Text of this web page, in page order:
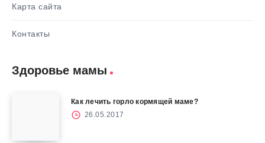
Карта сайта
Контакты
Здоровье мамы
Как лечить горло кормящей маме?
26.05.2017